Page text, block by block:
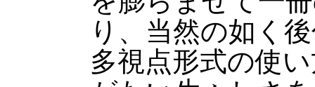
り、当然の如く
多視点形式の使